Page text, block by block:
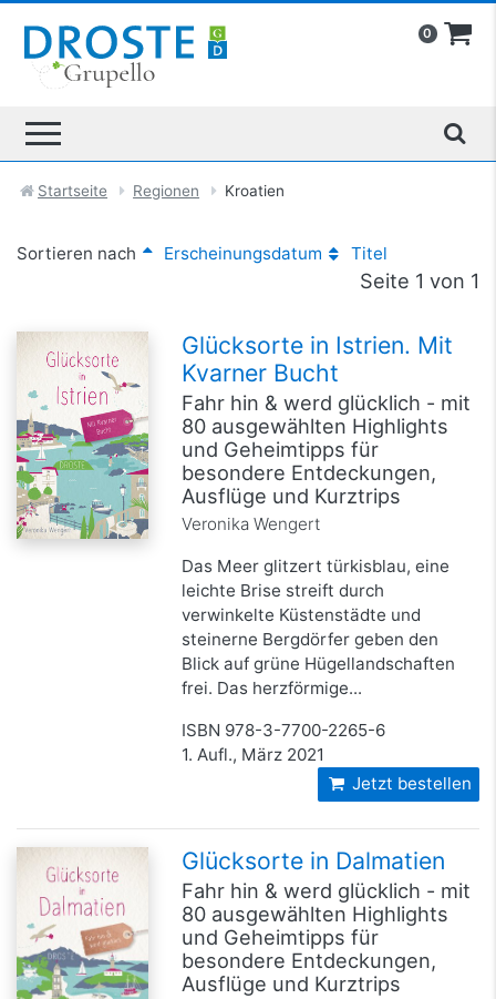
0
Startseite Regionen Kroatien
Sortieren nach Erscheinungsdatum Titel
Seite 1 von 1
Glücksorte in Istrien. Mit
Kvarner Bucht
Fahr hin & werd glücklich - mit
80 ausgewählten Highlights
und Geheimtipps für
besondere Entdeckungen,
Ausflüge und Kurztrips
Veronika Wengert
Das Meer glitzert türkisblau, eine
leichte Brise streift durch
verwinkelte Küstenstädte und
steinerne Bergdörfer geben den
Blick auf grüne Hügellandschaften
frei. Das herzförmige...
ISBN 978-3-7700-2265-6
1. Aufl., März 2021
Jetzt bestellen
Glücksorte in Dalmatien
Fahr hin & werd glücklich - mit
80 ausgewählten Highlights
und Geheimtipps für
besondere Entdeckungen,
Ausflüge und Kurztrips